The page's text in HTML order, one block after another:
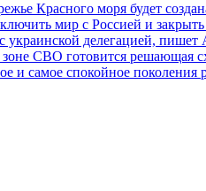
Красного моря будет
мир с Россией и
украинской делегацией, пишет
СВО готовится решающая
и самое спокойное поколения